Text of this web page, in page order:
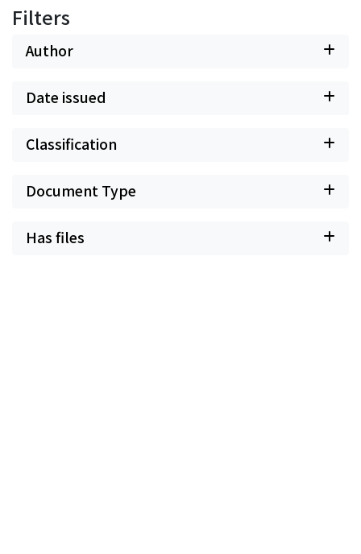
Filters
Author
Date issued
Classification
Document Type
Has files